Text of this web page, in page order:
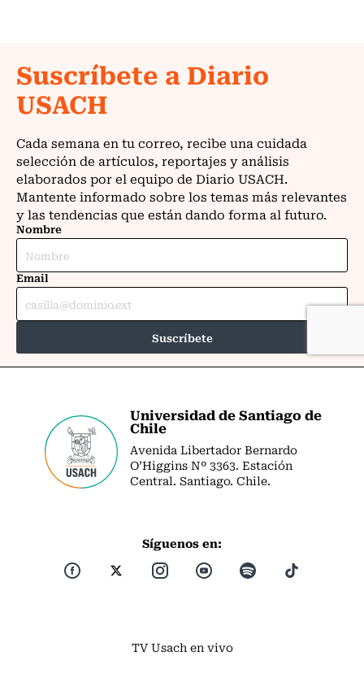
Universidad de Santiago de
Chile
Avenida Libertador Bernardo
O’Higgins Nº 3363. Estación
Central. Santiago. Chile.
Síguenos en:
TV Usach en vivo